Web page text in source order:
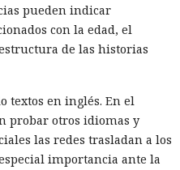
pueden indicar
con la edad, el
de las historias
textos en inglés. En el
probar otros idiomas y
las redes trasladan a los
importancia ante la